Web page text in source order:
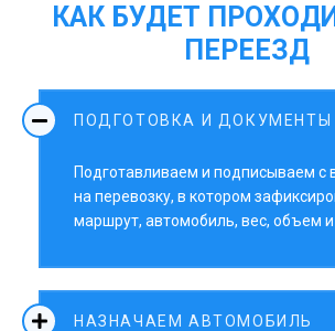
КАК БУДЕТ
ПЕРЕЕЗД
ПОДГОТОВКА И ДОКУМЕНТЫ
Подготавливаем и подписываем с
на перевозку, в котором
маршрут, автомобиль, вес, объем и
НАЗНАЧАЕМ АВТОМОБИЛЬ